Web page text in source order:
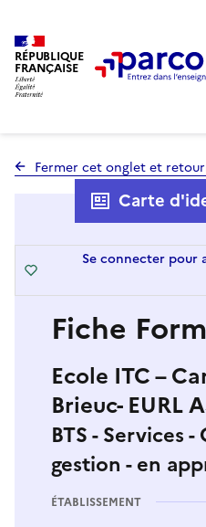
RÉPUBLIQUE
FRANÇAISE
Fermer cet onglet et
Fiche
Ecole ITC –
Brieuc- EURL
BTS - Services
gestion - en
Carte
Se connecter pour
ÉTABLISSEMENT